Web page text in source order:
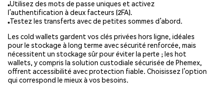
Utilisez des mots de passe uniques et activez
l’authentification à deux facteurs (2FA).
Testez les transferts avec de petites sommes d’abord.
Les cold wallets gardent vos clés privées hors ligne, idéales
pour le stockage à long terme avec sécurité renforcée, mais
nécessitent un stockage sûr pour éviter la perte ; les hot
wallets, y compris la solution custodiale sécurisée de Phemex,
offrent accessibilité avec protection fiable. Choisissez l’option
qui correspond le mieux à vos besoins.